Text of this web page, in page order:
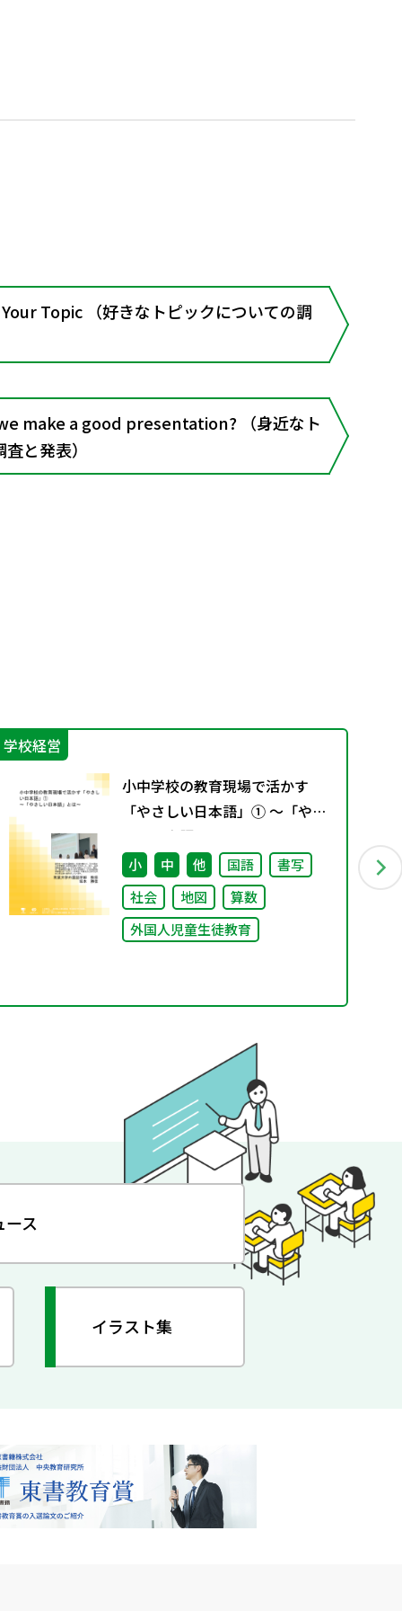
Topic （好きなトピックについての調
make a good presentation? （身近なト
と発表）
学校経営
小中学校の教育現場で活かす
「やさしい日本語」① ～「やさ
しい日本語」とは～
小 中 他 国語
書写
社会
地図
算数
外国人児童生徒教育
ース
イラスト集